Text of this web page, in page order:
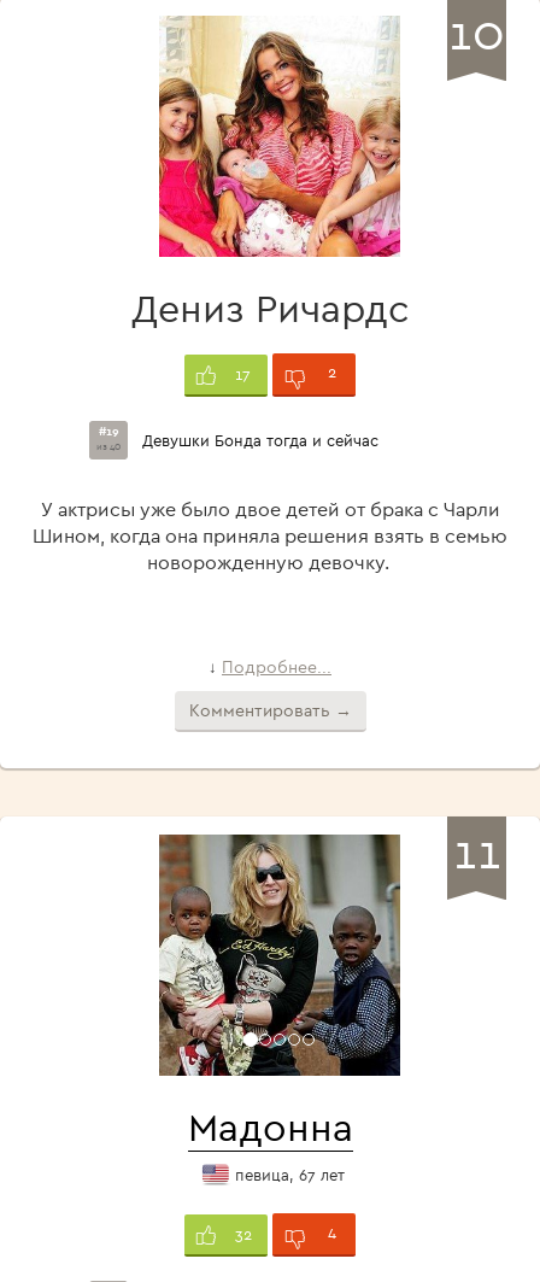
10
Дениз Ричардс
17 2
#19
из 40 Девушки Бонда тогда и сейчас
У актрисы уже было двое детей от брака с Чарли
Шином, когда она приняла решения взять в семью
новорожденную девочку.
↓ Подробнее...
Комментировать →
11
Мадонна
певица, 67 лет
32 4